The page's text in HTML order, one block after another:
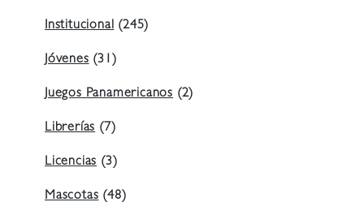
Institucional(245)
Jóvenes(31)
Juegos Panamericanos (2)
Librerías(7)
Licencias(3)
Mascotas(48)